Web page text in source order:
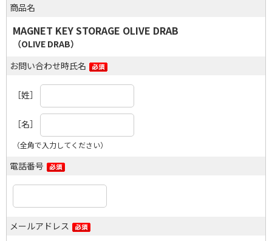
商品名
MAGNET KEY STORAGE OLIVE DRAB
（OLIVE DRAB）
お問い合わせ時氏名
［姓］
［名］
（全角で入力してください）
電話番号
メールアドレス